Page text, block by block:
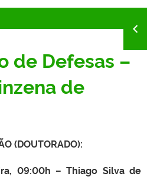
de Defesas –
de
(DOUTORADO):
09:00h – Thiago Silva de